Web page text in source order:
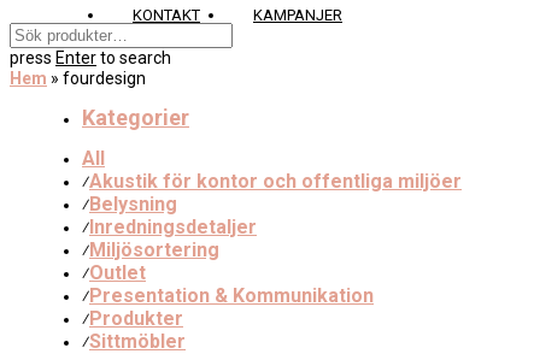
KONTAKT KAMPANJER
press Enterto search
Hem » fourdesign
Kategorier
All
⁄Akustik för kontor och offentliga miljöer
⁄Belysning
⁄Inredningsdetaljer
⁄Miljösortering
⁄Outlet
⁄Presentation & Kommunikation
⁄Produkter
⁄Sittmöbler